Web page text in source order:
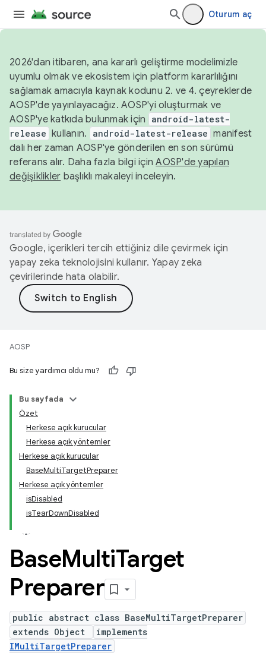
Oturum aç
2026'dan itibaren, ana kararlı geliştirme modelimizle
uyumlu olmak ve ekosistem için platform kararlılığını
sağlamak amacıyla kaynak kodunu 2. ve 4. çeyreklerde
AOSP'de yayınlayacağız. AOSP'yi oluşturmak ve
AOSP'ye katkıda bulunmak için
android-latest-
release kullanın. android-latest-release manifest
dalı her zaman AOSP'ye gönderilen en son sürümü
referans alır. Daha fazla bilgi içinAOSP'de yapılan
değişiklikler başlıklı makaleyi inceleyin.
Google, içerikleri tercih ettiğiniz dile çevirmek için
yapay zeka teknolojisini kullanır. Yapay zeka
çevirilerinde hata olabilir.
AOSP
Bu size yardımcı oldu mu?
Bu sayfada
Özet
Herkese açık kurucular
Herkese açık yöntemler
Herkese açık kurucular
BaseMultiTargetPreparer
Herkese açık yöntemler
isDisabled
isTearDownDisabled
BaseMultiTarget
Preparer
public abstract class BaseMultiTargetPreparer
extends Object
implements
IMultiTargetPreparer